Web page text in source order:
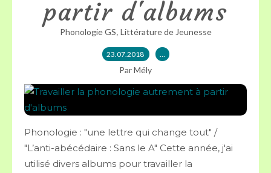
partir d'albums
Phonologie GS, Littérature de Jeunesse
23.07.2018 …
Par Mély
Phonologie : "une lettre qui change tout" /
"L’anti-abécédaire : Sans le A" Cette année, j'ai
utilisé divers albums pour travailler la